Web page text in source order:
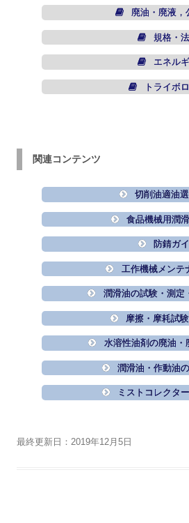
廃油・廃液，
規格・
エネル
トライボ
関連コンテンツ
切削油適油
食品機械用潤
防錆ガ
工作機械メンテ
潤滑油の試験・測定
摩擦・摩耗試
水溶性油剤の廃油・
潤滑油・作動油
ミストコレクタ
最終更新日：2019年12月5日